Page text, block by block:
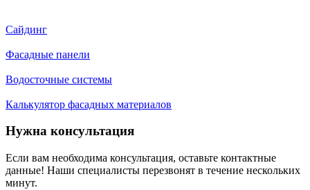
Сайдинг
Фасадные панели
Водосточные системы
Калькулятор фасадных материалов
Нужна консультация
Если вам необходима консультация, оставьте контактные
данные! Наши специалисты перезвонят в течение нескольких
минут.